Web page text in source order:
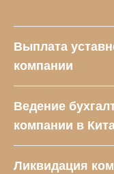
Выплата
компании
Ведение
компании в
Ликвидация